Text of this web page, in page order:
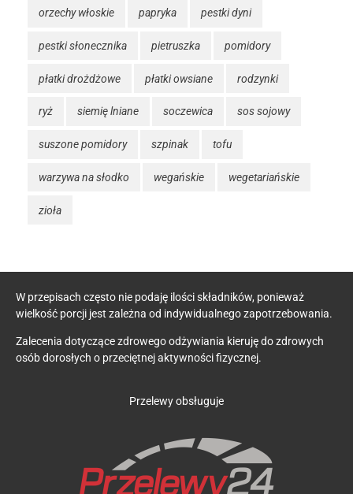
orzechy włoskie papryka pestki dyni
pestki słonecznika pietruszka pomidory
płatki drożdżowe płatki owsiane rodzynki
ryż siemię lniane soczewica sos sojowy
suszone pomidory szpinak tofu
warzywa na słodko wegańskie wegetariańskie
zioła
W przepisach często nie podaję ilości składników, ponieważ
wielkość porcji jest zależna od indywidualnego zapotrzebowania.
Zalecenia dotyczące zdrowego odżywiania kieruję do zdrowych
osób dorosłych o przeciętnej aktywności fizycznej.
Przelewy obsługuje